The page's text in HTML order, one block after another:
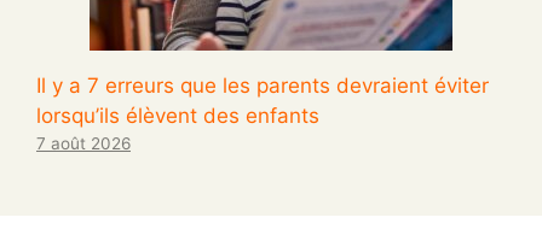
Il y a 7 erreurs que les parents devraient éviter
lorsqu’ils élèvent des enfants
7 août 2026